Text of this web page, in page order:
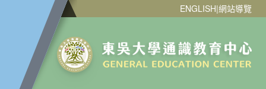
ENGLISH|網站導覽